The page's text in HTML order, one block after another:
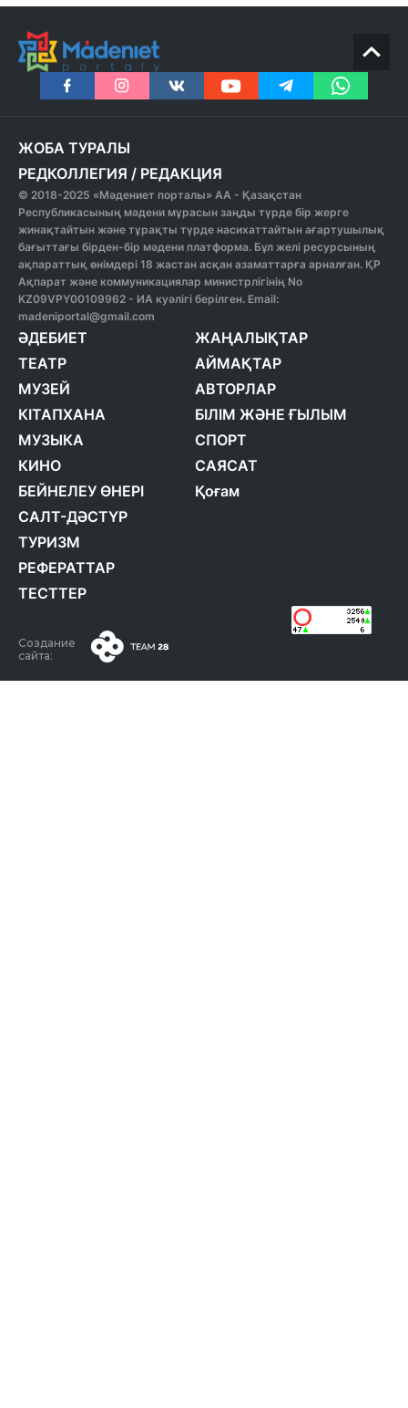
ЖОБА ТУРАЛЫ
РЕДКОЛЛЕГИЯ / РЕДАКЦИЯ
© 2018-2025 «Мәдениет порталы» АА - Қазақстан
Республикасының мәдени мұрасын заңды түрде бір жерге
жинақтайтын және тұрақты түрде насихаттайтын ағартушылық
бағыттағы бірден-бір мәдени платформа. Бұл желі ресурсының
ақпараттық өнімдері 18 жастан асқан азаматтарға арналған. ҚР
Ақпарат және коммуникациялар министрлігінің No
KZ09VPY00109962 - ИА куәлігі берілген. Email:
madeniportal@gmail.com
ӘДЕБИЕТ
ТЕАТР
МУЗЕЙ
КІТАПХАНА
МУЗЫКА
КИНО
БЕЙНЕЛЕУ ӨНЕРІ
САЛТ-ДӘСТҮР
ТУРИЗМ
РЕФЕРАТТАР
ТЕСТТЕР
ЖАҢАЛЫҚТАР
АЙМАҚТАР
АВТОРЛАР
БІЛІМ ЖӘНЕ ҒЫЛЫМ
СПОРТ
САЯСАТ
Қоғам
Создание
сайта: